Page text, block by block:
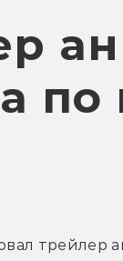
по
трейлер